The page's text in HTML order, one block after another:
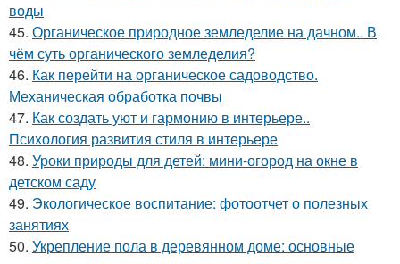
воды
45. Органическое природное земледелие на дачном.. В
чём суть органического земледелия?
46. Как перейти на органическое садоводство.
Механическая обработка почвы
47. Как создать уют и гармонию в интерьере..
Психология развития стиля в интерьере
48. Уроки природы для детей: мини-огород на окне в
детском саду
49. Экологическое воспитание: фотоотчет о полезных
занятиях
50. Укрепление пола в деревянном доме: основные